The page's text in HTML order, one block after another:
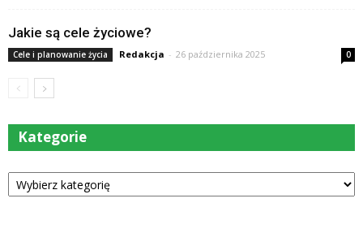
Jakie są cele życiowe?
Cele i planowanie życia Redakcja - 26 października 2025 0
Kategorie
Kategorie